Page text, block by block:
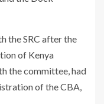
the SRC after the
of Kenya
the committee, had
of the CBA,